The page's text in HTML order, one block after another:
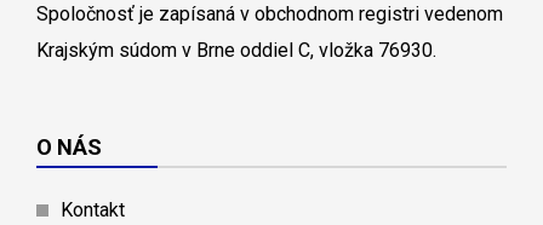
Spoločnosť je zapísaná v obchodnom registri vedenom
Krajským súdom v Brne oddiel C, vložka 76930.
O NÁS
Kontakt